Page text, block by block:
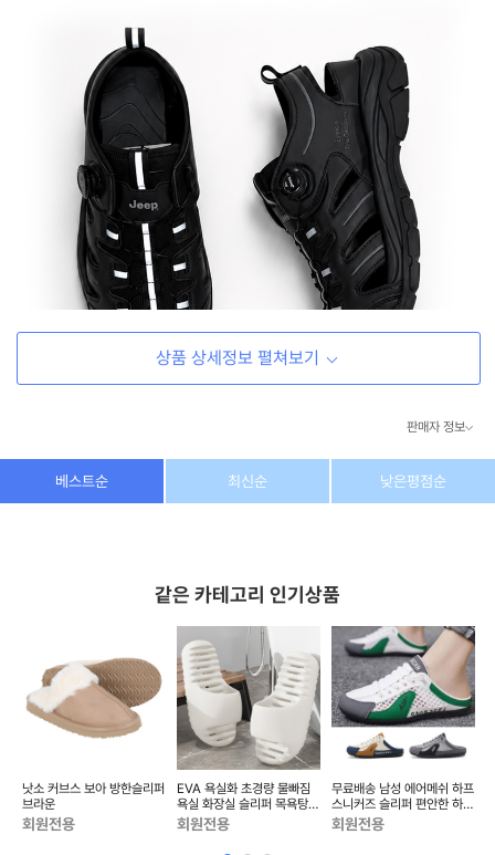
상품 상세정보 펼쳐보기
판매자 정보
상호/대표자 (주) 동이커머스
dongeecom@naver.com
소재지 경기도 고양시 덕양구 꽃마을로64, 1235호
베스트순 최신순 낮은평점순
같은 카테고리 인기상품
낫소 커브스 보아 방한슬리퍼
브라운
회원전용
EVA 욕실화 초경량 물빠짐
욕실 화장실 슬리퍼 목욕탕
샤워 생활 용품 물놀이...
회원전용
무료배송 남성 에어메쉬 하프
스니커즈 슬리퍼 편안한 하프
운동화 실내화 거실...
회원전용